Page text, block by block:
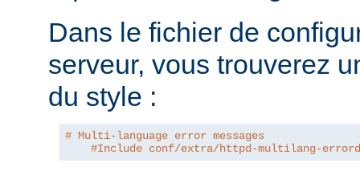
Dans le fichier de
serveur, vous trouverez
du style :
# Multi-language error messages
#Include conf/extra/httpd-multilang-